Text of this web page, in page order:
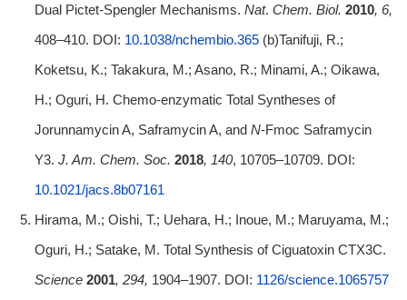
Dual Pictet-Spengler Mechanisms. Nat. Chem. Biol. 2010, 6,
408–410. DOI: 10.1038/nchembio.365(b)Tanifuji, R.;
Koketsu, K.; Takakura, M.; Asano, R.; Minami, A.; Oikawa,
H.; Oguri, H. Chemo-enzymatic Total Syntheses of
Jorunnamycin A, Saframycin A, and N‐Fmoc Saframycin
Y3. J. Am. Chem. Soc. 2018, 140, 10705–10709. DOI:
10.1021/jacs.8b07161
Hirama, M.; Oishi, T.; Uehara, H.; Inoue, M.; Maruyama, M.;
Oguri, H.; Satake, M. Total Synthesis of Ciguatoxin CTX3C.
Science 2001, 294, 1904–1907. DOI: 1126/science.1065757